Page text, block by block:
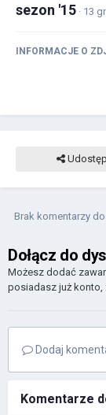
sezon '15 · 13
INFORMACJE O
Brak komentarzy
Dołącz do
Możesz dodać
posiadasz już konto,
Dodaj
Komentarze